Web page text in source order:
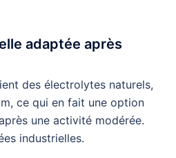
adaptée après
des électrolytes naturels,
ce qui en fait une option
une activité modérée.
industrielles.